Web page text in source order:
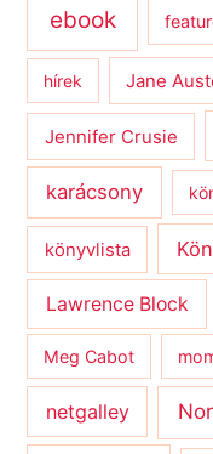
ebook
hírek Jane
Jennifer Crusie
karácsony
könyvlista
Lawrence Block
Meg Cabot
netgalley